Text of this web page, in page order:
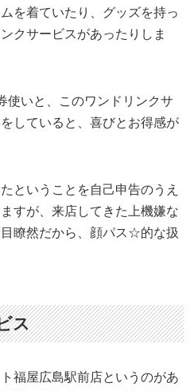
を着ていたり、グッズを持っ
クサービスがあったりしま
使いと、このワンドリンクサ
していると、喜びとお得感が
ということを自己申告のうえ
すが、来店してきた上機嫌な
瞭然だから、顔パス☆的な扱
ス
福屋広島駅前店というのがあ